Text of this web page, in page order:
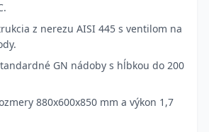
z nerezu AISI 445 s ventilom na
GN nádoby s hĺbkou do 200
880x600x850 mm a výkon 1,7